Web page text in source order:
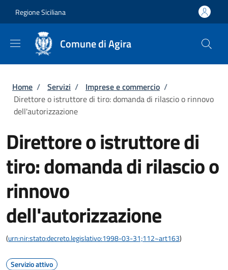
Regione Siciliana
Comune di Agira
Briciole di pane
Home / Servizi / Imprese e commercio /
Direttore o istruttore di tiro: domanda di rilascio o rinnovo
dell'autorizzazione
Direttore o istruttore di
tiro: domanda di rilascio o
rinnovo
dell'autorizzazione
(urn:nir:stato:decreto.legislativo:1998-03-31;112~art163)
Servizio attivo